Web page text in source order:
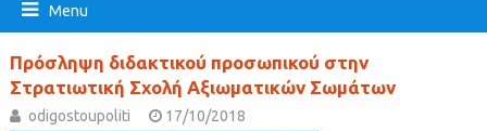
Menu
Πρόσληψη διδακτικού προσωπικού στην
Στρατιωτική Σχολή Αξιωματικών Σωμάτων
odigostoupoliti
17/10/2018